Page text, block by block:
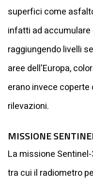
superfici come
infatti ad
raggiungendo livelli
aree dell'Europa,
erano invece
rilevazioni.
MISSIONE
La missione
tra cui il radiometro